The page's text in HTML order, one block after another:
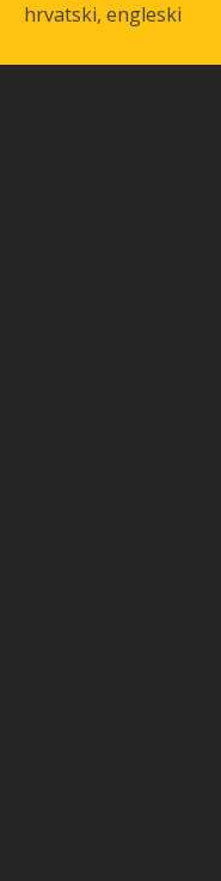
hrvatski, engleski